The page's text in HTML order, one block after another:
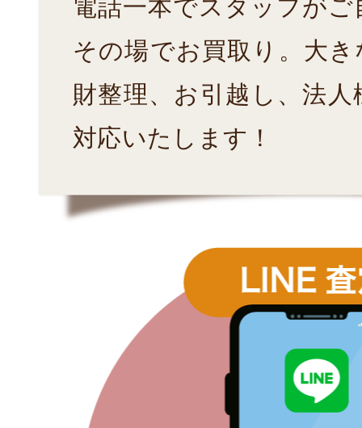
電話一本でスタッフが
その場でお買取り。大
財整理、お引越し、法
対応いたします！